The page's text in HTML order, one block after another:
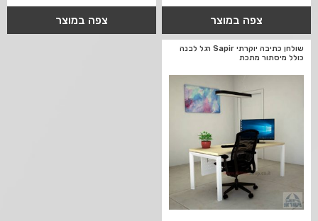
צפה במוצר צפה במוצר
שולחן כתיבה יוקרתי Sapir רגל לבנה
כולל מיסתור מתכת